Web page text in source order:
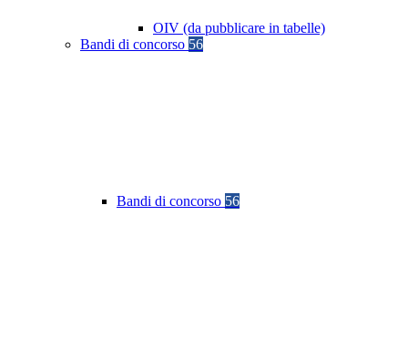
OIV (da pubblicare in tabelle)
Bandi di concorso 56
Bandi di concorso 56